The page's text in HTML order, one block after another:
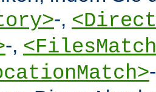
-,
-,